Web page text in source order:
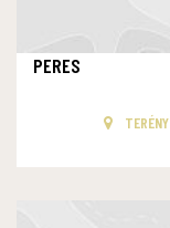
PERES
TERÉNY